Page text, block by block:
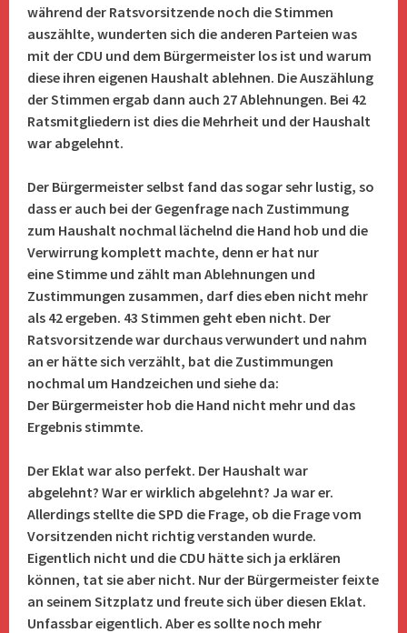
während der Ratsvorsitzende noch die Stimmen
auszählte, wunderten sich die anderen Parteien was
mit der CDU und dem Bürgermeister los ist und warum
diese ihren eigenen Haushalt ablehnen. Die Auszählung
der Stimmen ergab dann auch 27 Ablehnungen. Bei 42
Ratsmitgliedern ist dies die Mehrheit und der Haushalt
war abgelehnt.
Der Bürgermeister selbst fand das sogar sehr lustig, so
dass er auch bei der Gegenfrage nach Zustimmung
zum Haushalt nochmal lächelnd die Hand hob und die
Verwirrung komplett machte, denn er hat nur
eine Stimme und zählt man Ablehnungen und
Zustimmungen zusammen, darf dies eben nicht mehr
als 42 ergeben. 43 Stimmen geht eben nicht. Der
Ratsvorsitzende war durchaus verwundert und nahm
an er hätte sich verzählt, bat die Zustimmungen
nochmal um Handzeichen und siehe da:
Der Bürgermeister hob die Hand nicht mehr und das
Ergebnis stimmte.
Der Eklat war also perfekt. Der Haushalt war
abgelehnt? War er wirklich abgelehnt? Ja war er.
Allerdings stellte die SPD die Frage, ob die Frage vom
Vorsitzenden nicht richtig verstanden wurde.
Eigentlich nicht und die CDU hätte sich ja erklären
können, tat sie aber nicht. Nur der Bürgermeister feixte
an seinem Sitzplatz und freute sich über diesen Eklat.
Unfassbar eigentlich. Aber es sollte noch mehr